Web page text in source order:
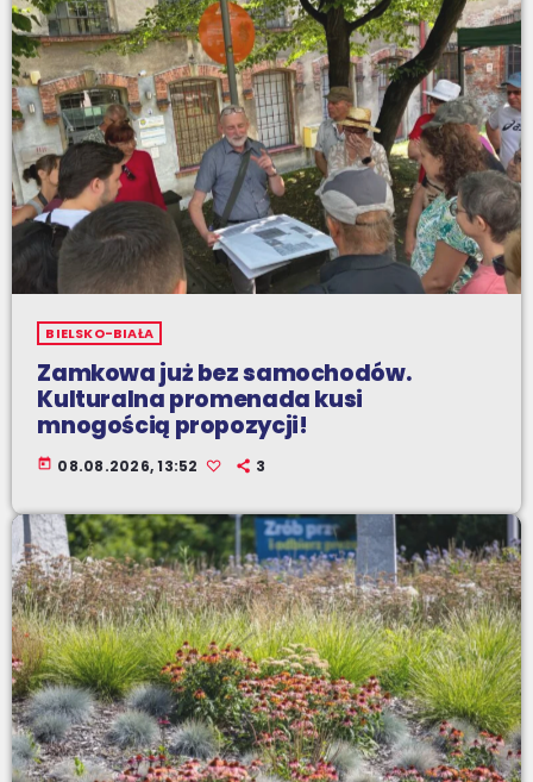
BIELSKO-BIAŁA
Zamkowa już bez samochodów.
Kulturalna promenada kusi
mnogością propozycji!
today 08.08.2026, 13:52 3